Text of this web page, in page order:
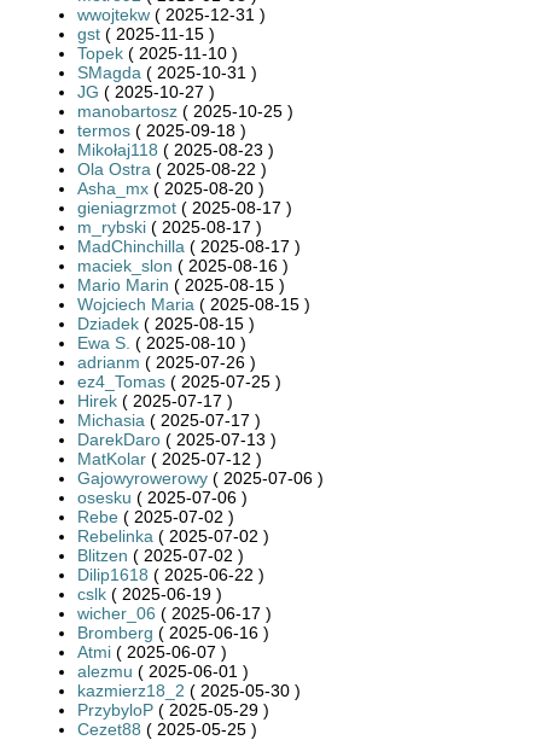
wwojtekw ( 2025-12-31 )
gst ( 2025-11-15 )
Topek ( 2025-11-10 )
SMagda ( 2025-10-31 )
JG ( 2025-10-27 )
manobartosz ( 2025-10-25 )
termos ( 2025-09-18 )
Mikołaj118 ( 2025-08-23 )
Ola Ostra ( 2025-08-22 )
Asha_mx ( 2025-08-20 )
gieniagrzmot ( 2025-08-17 )
m_rybski ( 2025-08-17 )
MadChinchilla ( 2025-08-17 )
maciek_slon ( 2025-08-16 )
Mario Marin ( 2025-08-15 )
Wojciech Maria ( 2025-08-15 )
Dziadek ( 2025-08-15 )
Ewa S. ( 2025-08-10 )
adrianm ( 2025-07-26 )
ez4_Tomas ( 2025-07-25 )
Hirek ( 2025-07-17 )
Michasia ( 2025-07-17 )
DarekDaro ( 2025-07-13 )
MatKolar ( 2025-07-12 )
Gajowyrowerowy ( 2025-07-06 )
osesku ( 2025-07-06 )
Rebe ( 2025-07-02 )
Rebelinka ( 2025-07-02 )
Blitzen ( 2025-07-02 )
Dilip1618 ( 2025-06-22 )
cslk ( 2025-06-19 )
wicher_06 ( 2025-06-17 )
Bromberg ( 2025-06-16 )
Atmi ( 2025-06-07 )
alezmu ( 2025-06-01 )
kazmierz18_2 ( 2025-05-30 )
PrzybyloP ( 2025-05-29 )
Cezet88 ( 2025-05-25 )